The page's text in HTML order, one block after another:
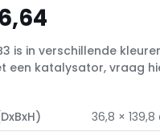
is in verschillende
een katalysator, vraag
36,8 ×